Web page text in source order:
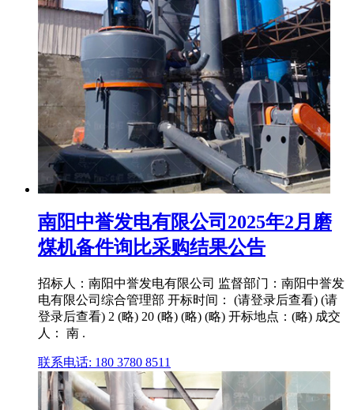
南阳中誉发电有限公司2025年2月磨
煤机备件询比采购结果公告
招标人：南阳中誉发电有限公司 监督部门：南阳中誉发
电有限公司综合管理部 开标时间： (请登录后查看) (请
登录后查看) 2 (略) 20 (略) (略) (略) 开标地点：(略) 成交
人： 南 .
联系电话: 180 3780 8511